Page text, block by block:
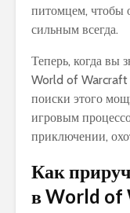
питомцем, чтобы
сильным всегда.
Теперь, когда вы
World of Warcraft
поиски этого
игровым
приключении,
Как
в World of